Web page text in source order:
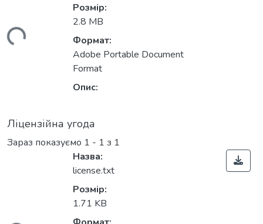
Розмір:
2.8 MB
Формат:
Adobe Portable Document
Format
Опис:
Ліцензійна угода
Зараз показуємо 1 - 1 з 1
Назва:
license.txt
Розмір:
1.71 KB